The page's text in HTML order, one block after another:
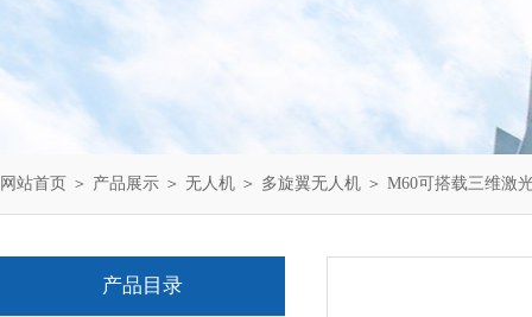
网站首页 ＞ 产品展示 ＞ 无人机 ＞ 多旋翼无人机 ＞ M60可搭载三维激
产品目录